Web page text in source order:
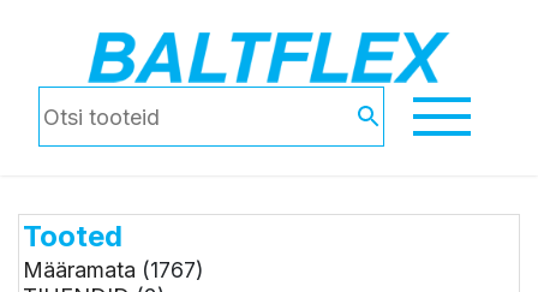
Tooted
Määramata (1767)